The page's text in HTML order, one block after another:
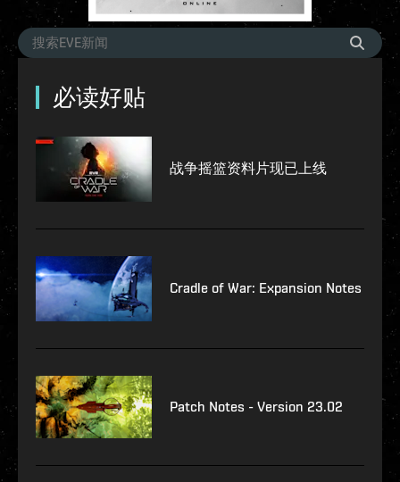
必读好贴
战争摇篮资料片现已上线
Cradle of War: Expansion Notes
Patch Notes - Version 23.02